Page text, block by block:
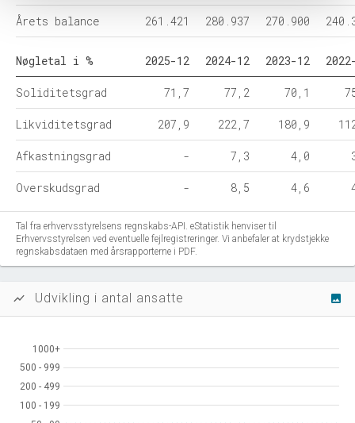
Årets balance 261.421 280.937 270.900
Nøgletal i % 2025-12 2024-12 2023-12
Soliditetsgrad 71,7 77,2 70,1
Likviditetsgrad 207,9 222,7 180,9
Afkastningsgrad - 7,3 4,0
Overskudsgrad - 8,5 4,6
Tal fra erhvervsstyrelsens regnskabs-API. eStatistik henviser til
Erhvervsstyrelsen ved eventuelle fejlregistreringer. Vi anbefaler at krydstjekke
regnskabsdataen med årsrapporterne i PDF.
show_chart Udvikling i antal ansatte image
100 - 199
100 - 199
200 - 499
200 - 499
500 - 999
500 - 999
1000+
1000+